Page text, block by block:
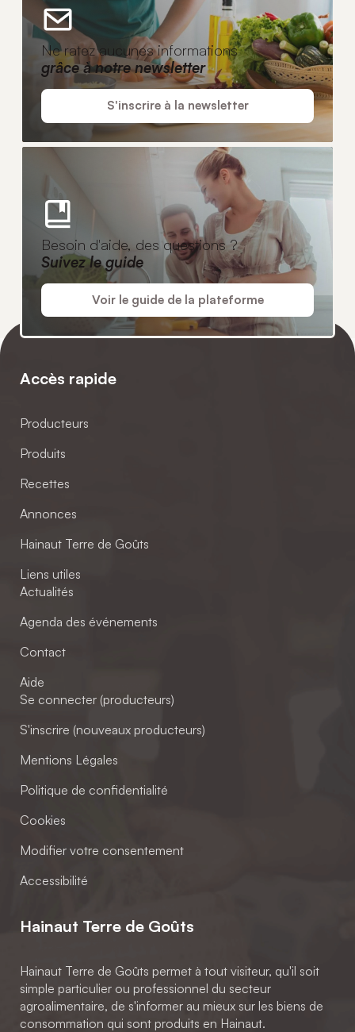
Ne ratez aucunes informations
grâce à notre newsletter
S'inscrire à la newsletter
Besoin d'aide, des questions ?
Suivez le guide
Voir le guide de la plateforme
Accès rapide
Producteurs
Produits
Recettes
Annonces
Hainaut Terre de Goûts
Liens utiles
Actualités
Agenda des événements
Contact
Aide
Se connecter (producteurs)
S'inscrire (nouveaux producteurs)
Mentions Légales
Politique de confidentialité
Cookies
Modifier votre consentement
Accessibilité
Hainaut Terre de Goûts
Hainaut Terre de Goûts permet à tout visiteur, qu'il soit
simple particulier ou professionnel du secteur
agroalimentaire, de s'informer au mieux sur les biens de
consommation qui sont produits en Hainaut.